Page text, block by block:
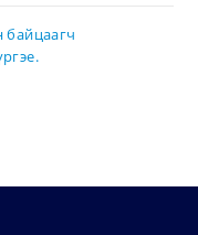
байцаагч